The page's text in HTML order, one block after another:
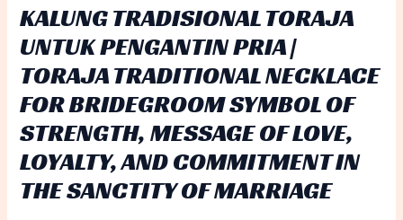
KALUNG TRADISIONAL TORAJA
UNTUK PENGANTIN PRIA |
TORAJA TRADITIONAL NECKLACE
FOR BRIDEGROOM SYMBOL OF
STRENGTH, MESSAGE OF LOVE,
LOYALTY, AND COMMITMENT IN
THE SANCTITY OF MARRIAGE